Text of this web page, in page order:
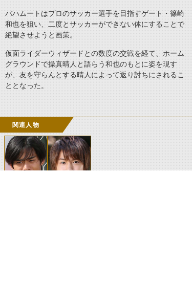
バハムートはプロのサッカー選手を目指すゲート・篠崎
和也を狙い、二度とサッカーができない体にすることで
絶望させようと画策。
仮面ライダーウィザードとの数度の交戦を経て、ホーム
グラウンドで操真晴人と語らう和也のもとに姿を現す
が、友を守らんとする晴人によって返り討ちにされるこ
ととなった。
関連人物